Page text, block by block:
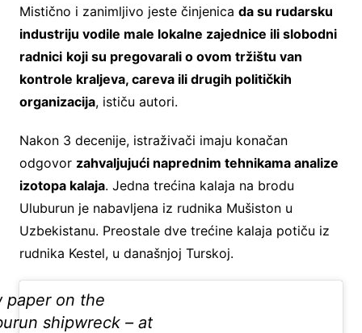
Mistično i zanimljivo jeste činjenica da su rudarsku
industriju vodile male lokalne zajednice ili slobodni
radnici koji su pregovarali o ovom tržištu van
kontrole kraljeva, careva ili drugih političkih
organizacija, ističu autori.
Nakon 3 decenije, istraživači imaju konačan
odgovor zahvaljujući naprednim tehnikama analize
izotopa kalaja. Jedna trećina kalaja na brodu
Uluburun je nabavljena iz rudnika Mušiston u
Uzbekistanu. Preostale dve trećine kalaja potiču iz
rudnika Kestel, u današnjoj Turskoj.
paper on the
shipwreck – at